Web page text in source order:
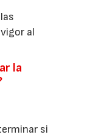
al
la
si